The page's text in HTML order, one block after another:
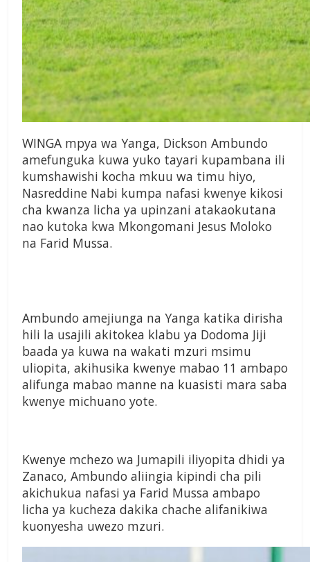
WINGA mpya wa Yanga, Dickson Ambundo
amefunguka kuwa yuko tayari kupambana ili
kumshawishi kocha mkuu wa timu hiyo,
Nasreddine Nabi kumpa nafasi kwenye kikosi
cha kwanza licha ya upinzani atakaokutana
nao kutoka kwa Mkongomani Jesus Moloko
na Farid Mussa.
Ambundo amejiunga na Yanga katika dirisha
hili la usajili akitokea klabu ya Dodoma Jiji
baada ya kuwa na wakati mzuri msimu
uliopita, akihusika kwenye mabao 11 ambapo
alifunga mabao manne na kuasisti mara saba
kwenye michuano yote.
Kwenye mchezo wa Jumapili iliyopita dhidi ya
Zanaco, Ambundo aliingia kipindi cha pili
akichukua nafasi ya Farid Mussa ambapo
licha ya kucheza dakika chache alifanikiwa
kuonyesha uwezo mzuri.